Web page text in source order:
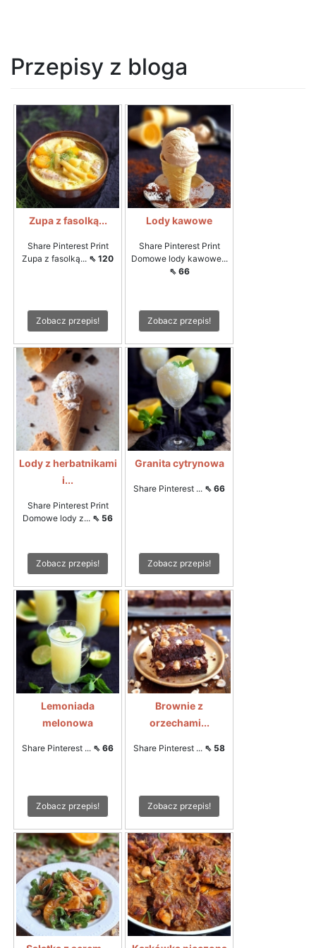
Przepisy z bloga
Zupa z fasolką...
Share Pinterest Print
Zupa z fasolką... ⇖ 120
Zobacz przepis!
Lody kawowe
Share Pinterest Print
Domowe lody kawowe...
⇖ 66
Zobacz przepis!
Lody z herbatnikami
i...
Share Pinterest Print
Domowe lody z... ⇖ 56
Zobacz przepis!
Granita cytrynowa
Share Pinterest ... ⇖ 66
Zobacz przepis!
Lemoniada
melonowa
Share Pinterest ... ⇖ 66
Zobacz przepis!
Brownie z
orzechami...
Share Pinterest ... ⇖ 58
Zobacz przepis!